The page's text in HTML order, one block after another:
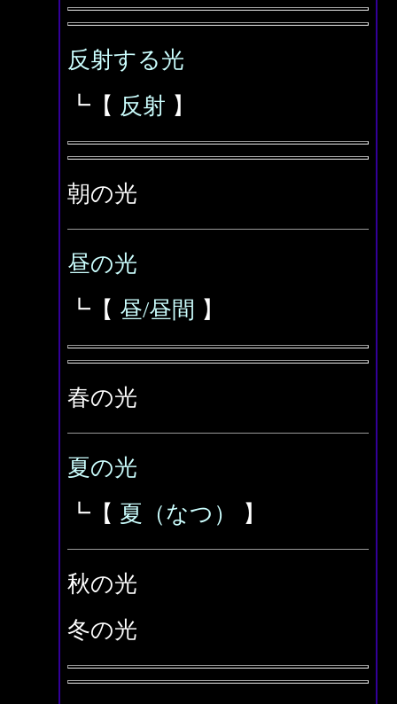
反射する光
┗【 反射 】
朝の光
昼の光
┗【 昼/昼間 】
春の光
夏の光
┗【 夏（なつ） 】
秋の光
冬の光